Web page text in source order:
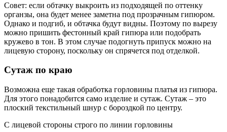
Совет: если обтачку выкроить из подходящей по оттенку
органзы, она будет менее заметна под прозрачным гипюром.
Однако и подгиб, и обтачка будут видны. Поэтому по вырезу
можно пришить фестонный край гипюра или подобрать
кружево в тон. В этом случае подогнуть припуск можно на
лицевую сторону, поскольку он спрячется под отделкой.
Сутаж по краю
Возможна еще такая обработка горловины платья из гипюра.
Для этого понадобится само изделие и сутаж. Сутаж – это
плоский текстильный шнур с бороздкой по центру.
С лицевой стороны строго по линии горловины